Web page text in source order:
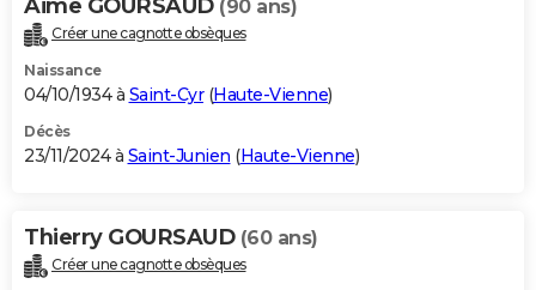
Aime GOURSAUD (90 ans)
Créer une cagnotte obsèques
Naissance
04/10/1934 à Saint-Cyr(Haute-Vienne)
Décès
23/11/2024 à Saint-Junien (Haute-Vienne)
Thierry GOURSAUD (60 ans)
Créer une cagnotte obsèques